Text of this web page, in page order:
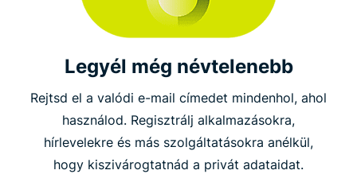
Legyél még névtelenebb
Rejtsd el a valódi e-mail címedet mindenhol, ahol
használod. Regisztrálj alkalmazásokra,
hírlevelekre és más szolgáltatásokra anélkül,
hogy kiszivárogtatnád a privát adataidat.